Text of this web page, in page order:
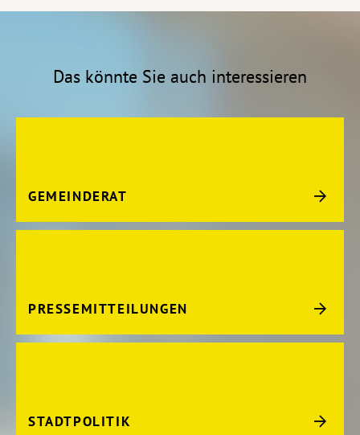
Das könnte Sie auch interessieren
GEMEINDERAT
PRESSEMITTEILUNGEN
STADTPOLITIK